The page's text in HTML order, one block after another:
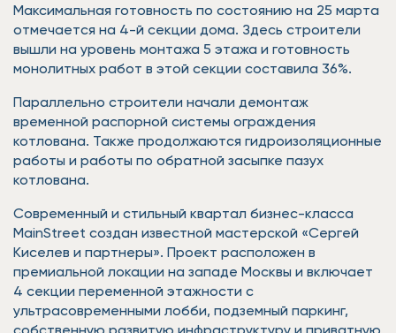
Максимальная готовность по состоянию на 25 марта
отмечается на 4-й секции дома. Здесь строители
вышли на уровень монтажа 5 этажа и готовность
монолитных работ в этой секции составила 36%.
Параллельно строители начали демонтаж
временной распорной системы ограждения
котлована. Также продолжаются гидроизоляционные
работы и работы по обратной засыпке пазух
котлована.
Современный и стильный квартал бизнес-класса
MainStreet создан известной мастерской «Сергей
Киселев и партнеры». Проект расположен в
премиальной локации на западе Москвы и включает
4 секции переменной этажности с
ультрасовременными лобби, подземный паркинг,